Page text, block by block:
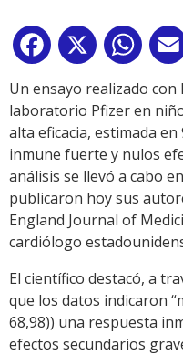
Facebook
X
Un ensayo realizado con
laboratorio Pfizer en
alta eficacia, estimada
inmune fuerte y nulos
análisis se llevó a cabo
publicaron hoy sus
England Journal of
cardiólogo
El científico destacó, a
que los datos indicaron
68,98)) una respuesta
efectos secundarios